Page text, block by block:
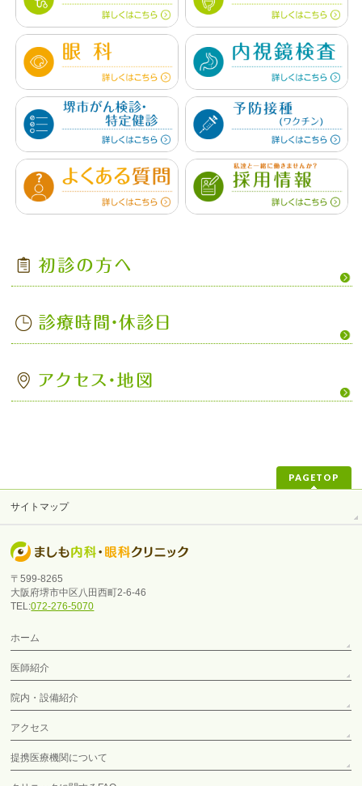
PAGETOP
サイトマップ
〒599-8265
大阪府堺市中区八田西町2-6-46
TEL:072-276-5070
ホーム
医師紹介
院内・設備紹介
アクセス
提携医療機関について